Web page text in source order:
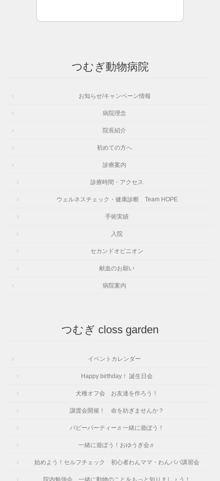
つむぎ動物病院
お知らせ/キャンペーン情報
病院理念
院長紹介
初めての方へ
診療案内
診療時間・アクセス
ウェルネスチェック・健康診断 Team HOPE
手術実績
入院
セカンドオピニオン
献血のお願い
病院案内
つむぎ closs garden
イベントカレンダー
Happy birthday！ 誕生日会
犬種オフ会 お友達を作ろう！
譲渡会開催！ 命を紡ぎませんか？
パピーパーティー♬一緒に遊ぼう！
一緒に遊ぼう！おゆうぎ会♬
始めよう！セルフチェック 初心者わんママ・わんパパ講習会
院内勉強会 一緒に動物のことをもっと知りましょう！